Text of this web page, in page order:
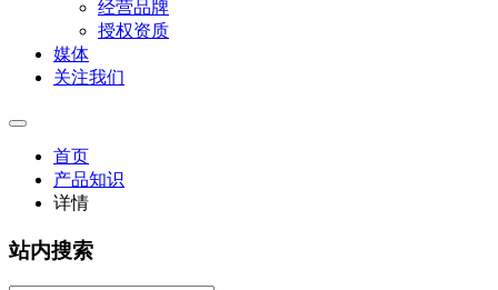
经营品牌
授权资质
媒体
关注我们
首页
产品知识
详情
站内搜索